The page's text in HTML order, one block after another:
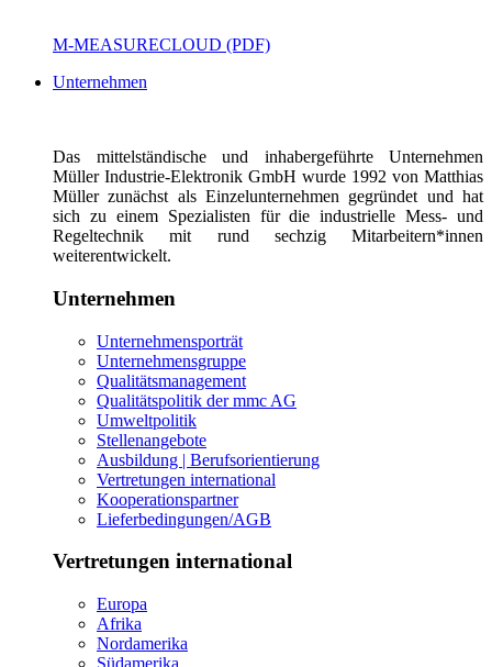
M-MEASURECLOUD (PDF)
Unternehmen
Das mittelständische und inhabergeführte Unternehmen
Müller Industrie-Elektronik GmbH wurde 1992 von Matthias
Müller zunächst als Einzelunternehmen gegründet und hat
sich zu einem Spezialisten für die industrielle Mess- und
Regeltechnik mit rund sechzig Mitarbeitern*innen
weiterentwickelt.
Unternehmen
Unternehmensporträt
Unternehmensgruppe
Qualitätsmanagement
Qualitätspolitik der mmc AG
Umweltpolitik
Stellenangebote
Ausbildung | Berufsorientierung
Vertretungen international
Kooperationspartner
Lieferbedingungen/AGB
Vertretungen international
Europa
Afrika
Nordamerika
Südamerika